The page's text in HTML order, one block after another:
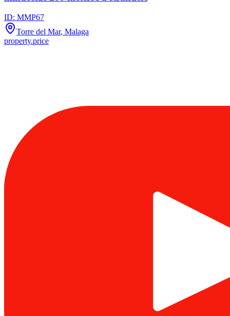
ID: MMP67
Torre del Mar, Malaga
property.price